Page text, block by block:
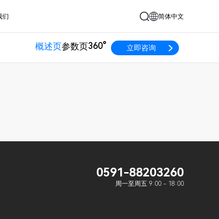
们 简体中文
概述页参数页360° 立即咨询
0591-88203260
周一至周五 9:00 - 18:00